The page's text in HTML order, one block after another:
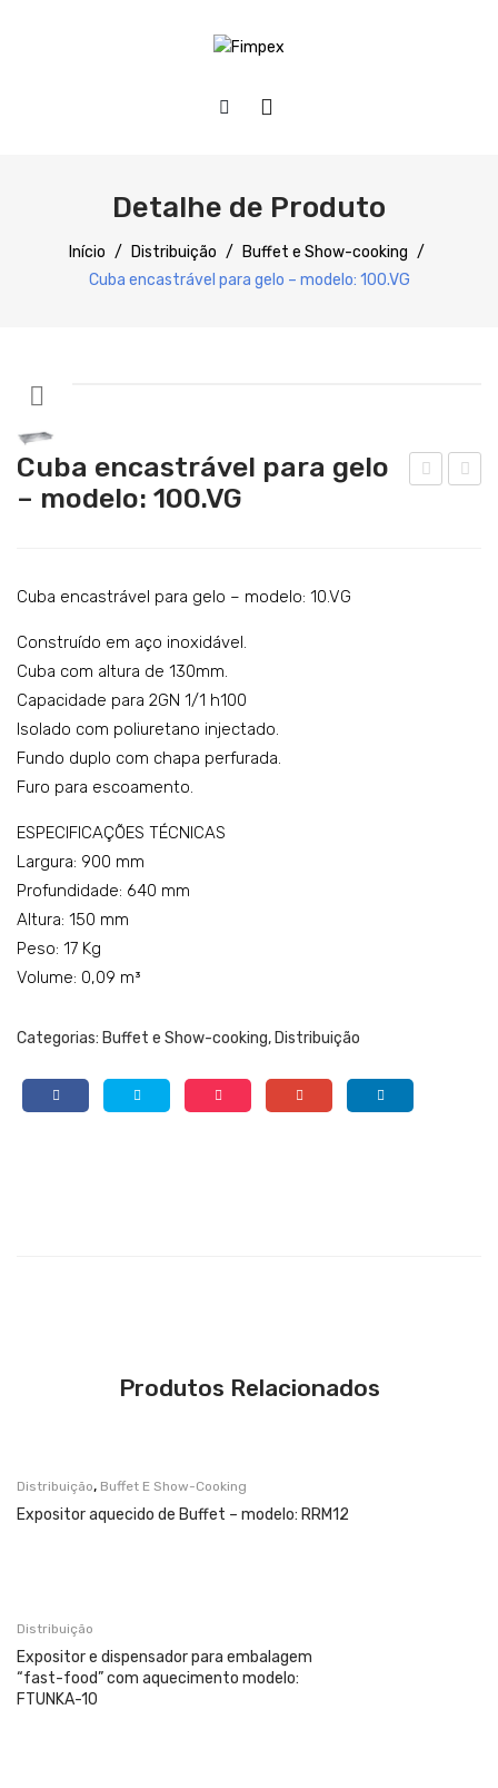
QUEM SOMOS
PRODUTOS
Preparação
Lavagem
Catering
Acessórios
SERVIÇOS
DOWNLOADS
REFERÊNCIAS
BLOG
Detalhe de Produto
Início / Distribuição / Buffet e Show-cooking /
Cuba encastrável para gelo – modelo: 100.VG
Cuba encastrável para gelo
– modelo: 100.VG
Cuba encastrável para gelo – modelo: 10.VG
Construído em aço inoxidável.
Cuba com altura de 130mm.
Capacidade para 2GN 1/1 h100
Isolado com poliuretano injectado.
Fundo duplo com chapa perfurada.
Furo para escoamento.
ESPECIFICAÇÕES TÉCNICAS
Largura: 900 mm
Profundidade: 640 mm
Altura: 150 mm
Peso: 17 Kg
Volume: 0,09 m³
Categorias: Buffet e Show-cooking, Distribuição
Produtos Relacionados
Distribuição, Buffet E Show-Cooking
Expositor aquecido de Buffet – modelo: RRM12
Distribuição
Expositor e dispensador para embalagem
“fast-food” com aquecimento modelo:
FTUNKA-10